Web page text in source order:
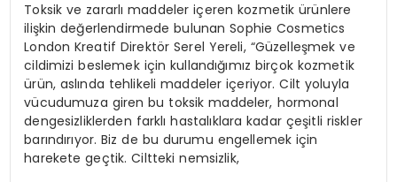
Toksik ve zararlı maddeler içeren kozmetik ürünlere
ilişkin değerlendirmede bulunan Sophie Cosmetics
London Kreatif Direktör Serel Yereli, “Güzelleşmek ve
cildimizi beslemek için kullandığımız birçok kozmetik
ürün, aslında tehlikeli maddeler içeriyor. Cilt yoluyla
vücudumuza giren bu toksik maddeler, hormonal
dengesizliklerden farklı hastalıklara kadar çeşitli riskler
barındırıyor. Biz de bu durumu engellemek için
harekete geçtik. Ciltteki nemsizlik,